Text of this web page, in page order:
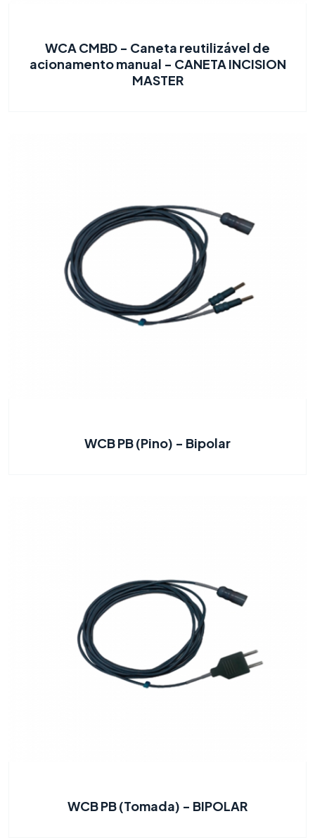
WCA CMBD - Caneta reutilizável de
acionamento manual - CANETA INCISION
MASTER
WCB PB (Pino) - Bipolar
WCB PB (Tomada) - BIPOLAR